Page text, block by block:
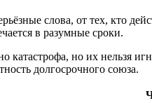
слова, от тех, кто
в разумные сроки.
катастрофа, но их нельзя
долгосрочного союза.